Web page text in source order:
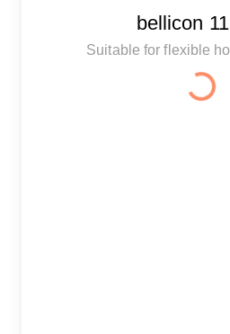
bellicon
Suitable for flexible